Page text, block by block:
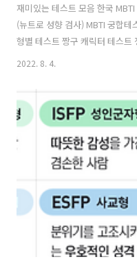
재미있는 테스트 모음 한국
(뉴트로 성향 검사) MBTI 궁합
형별 테스트 짱구 캐릭터 테스트
즘사람 테스트 MBTI INTP 유형
테스 ✅ 대표 표현 : 아이디어 뱅
이 있는 사람들은 조용하고 과묵
잘합니다. 사람들을 중심으로
매우 분석적이고 논리적이며 객
디어에 관심이 많으며, 실체보
2022. 8. 4.